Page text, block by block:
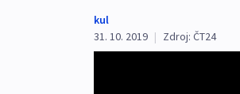
kul
31. 10. 2019 | Zdroj: ČT24